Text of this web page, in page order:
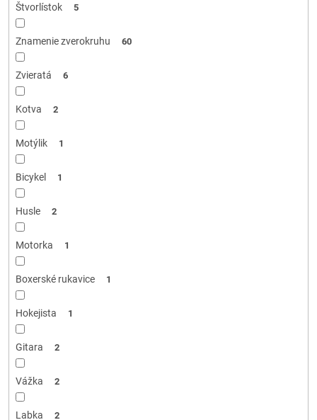
Štvorlístok 5
Znamenie zverokruhu 60
Zvieratá 6
Kotva 2
Motýlik 1
Bicykel 1
Husle 2
Motorka 1
Boxerské rukavice 1
Hokejista 1
Gitara 2
Vážka 2
Labka 2